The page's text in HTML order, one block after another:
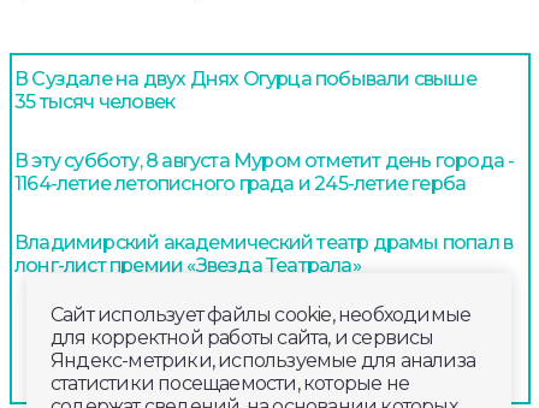
В Суздале на двух Днях Огурца побывали свыше
35 тысяч человек
В эту субботу, 8 августа Муром отметит день города -
1164-летие летописного града и 245-летие герба
Владимирский академический театр драмы попал в
лонг-лист премии «Звезда Театрала»
Сайт использует файлы cookie, необходимые
для корректной работы сайта, и сервисы
Яндекс-метрики, используемые для анализа
статистики посещаемости, которые не